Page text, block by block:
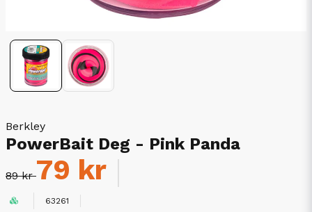
Berkley
PowerBait Deg - Pink Panda
89 kr79 kr
63261